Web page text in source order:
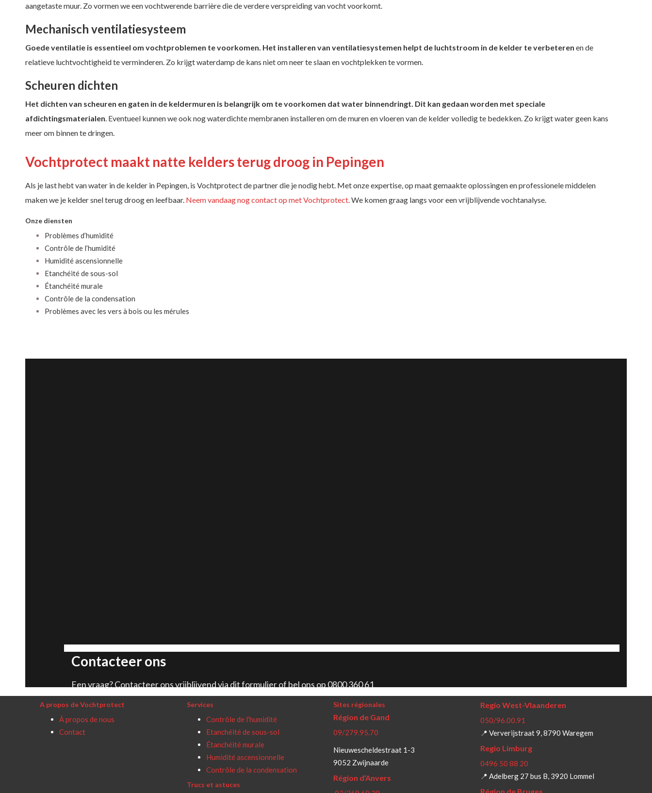
aangetaste muur. Zo vormen we een vochtwerende barrière die de verdere verspreiding van vocht voorkomt.
Mechanisch ventilatiesysteem
Goede ventilatie is essentieel om vochtproblemen te voorkomen. Het installeren van ventilatiesystemen helpt de luchtstroom in de kelder te verbeteren en de
relatieve luchtvochtigheid te verminderen. Zo krijgt waterdamp de kans niet om neer te slaan en vochtplekken te vormen.
Scheuren dichten
Het dichten van scheuren en gaten in de keldermuren is belangrijk om te voorkomen dat water binnendringt. Dit kan gedaan worden met speciale
afdichtingsmaterialen . Eventueel kunnen we ook nog waterdichte membranen installeren om de muren en vloeren van de kelder volledig te bedekken. Zo krijgt water geen kans
meer om binnen te dringen.
Vochtprotect maakt natte kelders terug droog in Pepingen
Als je last hebt van water in de kelder in Pepingen, is Vochtprotect de partner die je nodig hebt. Met onze expertise, op maat gemaakte oplossingen en professionele middelen
maken we je kelder snel terug droog en leefbaar. Neem vandaag nog contact op met Vochtprotect. We komen graag langs voor een vrijblijvende vochtanalyse.
Onze diensten
Problèmes d’humidité
Contrôle de l’humidité
Humidité ascensionnelle
Etanchéité de sous-sol
Étanchéité murale
Contrôle de la condensation
Problèmes avec les vers à bois ou les mérules
Contacteer ons
Een vraag? Contacteer ons vrijblijvend via dit formulier of bel ons op 0800 360 61
A propos de Vochtprotect
À propos de nous
Contact
Services
Contrôle de l’humidité
Etanchéité de sous-sol
Étanchéité murale
Humidité ascensionnelle
Contrôle de la condensation
Trucs et astuces
Sites régionales
Région de Gand
09/279.95.70
Nieuwescheldestraat 1-3
9052 Zwijnaarde
Région d’Anvers
Regio West-Vlaanderen
050/96.00.91
📍 Ververijstraat 9, 8790 Waregem
Regio Limburg
0496 50 88 20
📍 Adelberg 27 bus B, 3920 Lommel
Région de Bruges